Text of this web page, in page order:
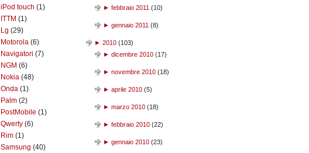
iPod touch (1)
ITTM (1)
Lg (29)
Motorola (6)
Navigatori (7)
NGM (6)
Nokia (48)
Onda (1)
Palm (2)
PostMobile (1)
Qwerty (6)
Rim (1)
Samsung (40)
► febbraio 2011 (10)
► gennaio 2011 (8)
► 2010 (103)
► dicembre 2010 (17)
► novembre 2010 (18)
► aprile 2010 (5)
► marzo 2010 (18)
► febbraio 2010 (22)
► gennaio 2010 (23)